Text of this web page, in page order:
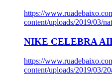
https://
content/uploads/2019/03/
NIKE CELEBRA
https://
content/uploads/2019/03/